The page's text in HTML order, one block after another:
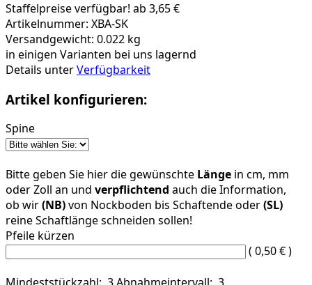
Staffelpreise verfügbar! ab 3,65 €
Artikelnummer: XBA-SK
Versandgewicht: 0.022 kg
in einigen Varianten bei uns lagernd
Details unterVerfügbarkeit
Artikel konfigurieren:
Spine
Bitte geben Sie hier die gewünschte Länge in cm, mm
oder Zoll an und verpflichtend auch die Information,
ob wir(NB)von Nockboden bis Schaftende oder(SL)
reine Schaftlänge schneiden sollen!
Pfeile kürzen
( 0,50 € )